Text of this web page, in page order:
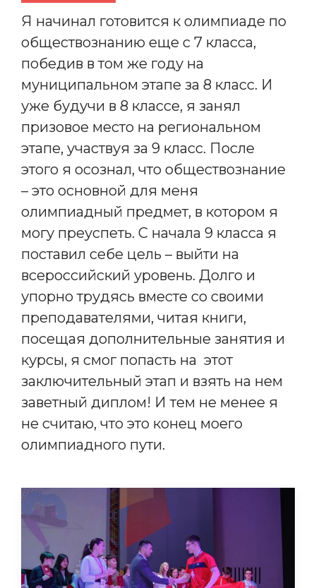
Я начинал готовится к олимпиаде по
обществознанию еще с 7 класса,
победив в том же году на
муниципальном этапе за 8 класс. И
уже будучи в 8 классе, я занял
призовое место на региональном
этапе, участвуя за 9 класс. После
этого я осознал, что обществознание
– это основной для меня
олимпиадный предмет, в котором я
могу преуспеть. С начала 9 класса я
поставил себе цель – выйти на
всероссийский уровень. Долго и
упорно трудясь вместе со своими
преподавателями, читая книги,
посещая дополнительные занятия и
курсы, я смог попасть на этот
заключительный этап и взять на нем
заветный диплом! И тем не менее я
не считаю, что это конец моего
олимпиадного пути.